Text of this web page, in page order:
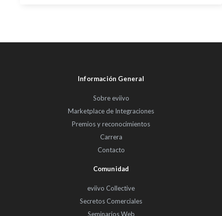
Información General
Sobre eviivo
Marketplace de Integraciones
Premios y reconocimientos
Carrera
Contacto
Comunidad
eviivo Collective
Secretos Comerciales
Seminarios Web